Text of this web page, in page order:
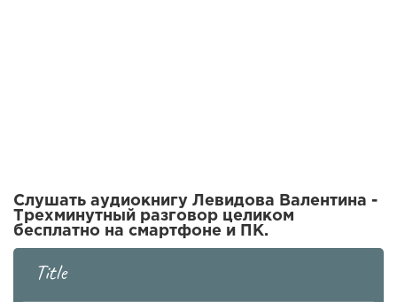
Слушать аудиокнигу Левидова Валентина -
Трехминутный разговор целиком
бесплатно на смартфоне и ПК.
Title